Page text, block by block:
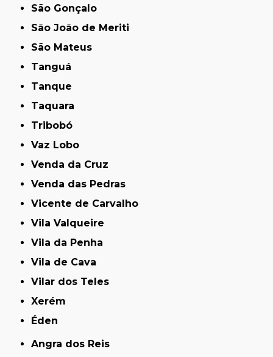
São Gonçalo
São João de Meriti
São Mateus
Tanguá
Tanque
Taquara
Tribobó
Vaz Lobo
Venda da Cruz
Venda das Pedras
Vicente de Carvalho
Vila Valqueire
Vila da Penha
Vila de Cava
Vilar dos Teles
Xerém
Éden
Angra dos Reis